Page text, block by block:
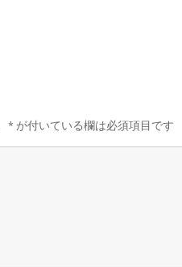
* が付いている欄は必須項目です